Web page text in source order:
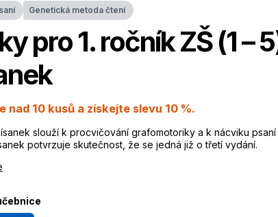
Genetická metoda čtení
pro 1. ročník ZŠ (1 –
nad 10 kusů a získejte slevu 10 %.
slouží k procvičování grafomotoriky a k nácviku psaní
potvrzuje skutečnost, že se jedná již o třetí vydání.